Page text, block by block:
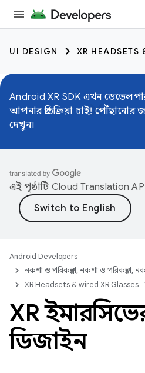
UI DESIGN XR HEADSETS
Android XR SDK এখন
আপনার প্রতিক্রিয়া চাই!
দেখুন।
এই পৃষ্ঠাটি Cloud Translation
Android Developers
নকশা ও পরিকল্পনা, নকশা ও পরিকল্পনা,
XR Headsets & wired XR Glasses
XR
ডিজাইন